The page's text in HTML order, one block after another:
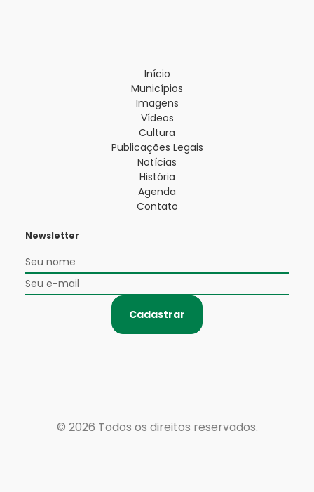
Início
Municípios
Imagens
Vídeos
Cultura
Publicações Legais
Notícias
História
Agenda
Contato
Newsletter
Cadastrar
© 2026 Todos os direitos reservados.